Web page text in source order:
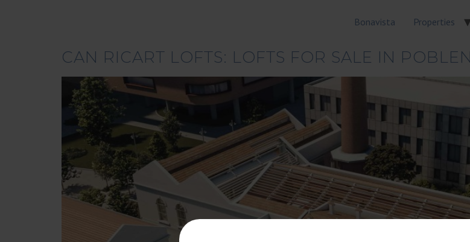
Bonavista Properties
CAN RICART LOFTS: LOFTS FOR SALE IN